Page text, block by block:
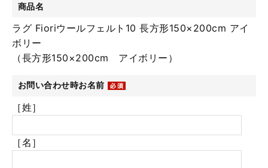
商品名
ラグ Fioriウールフェルト10 長方形150×200cm アイ
ボリー
（長方形150×200cm アイボリー）
お問い合わせ時お名前
［姓］
［名］